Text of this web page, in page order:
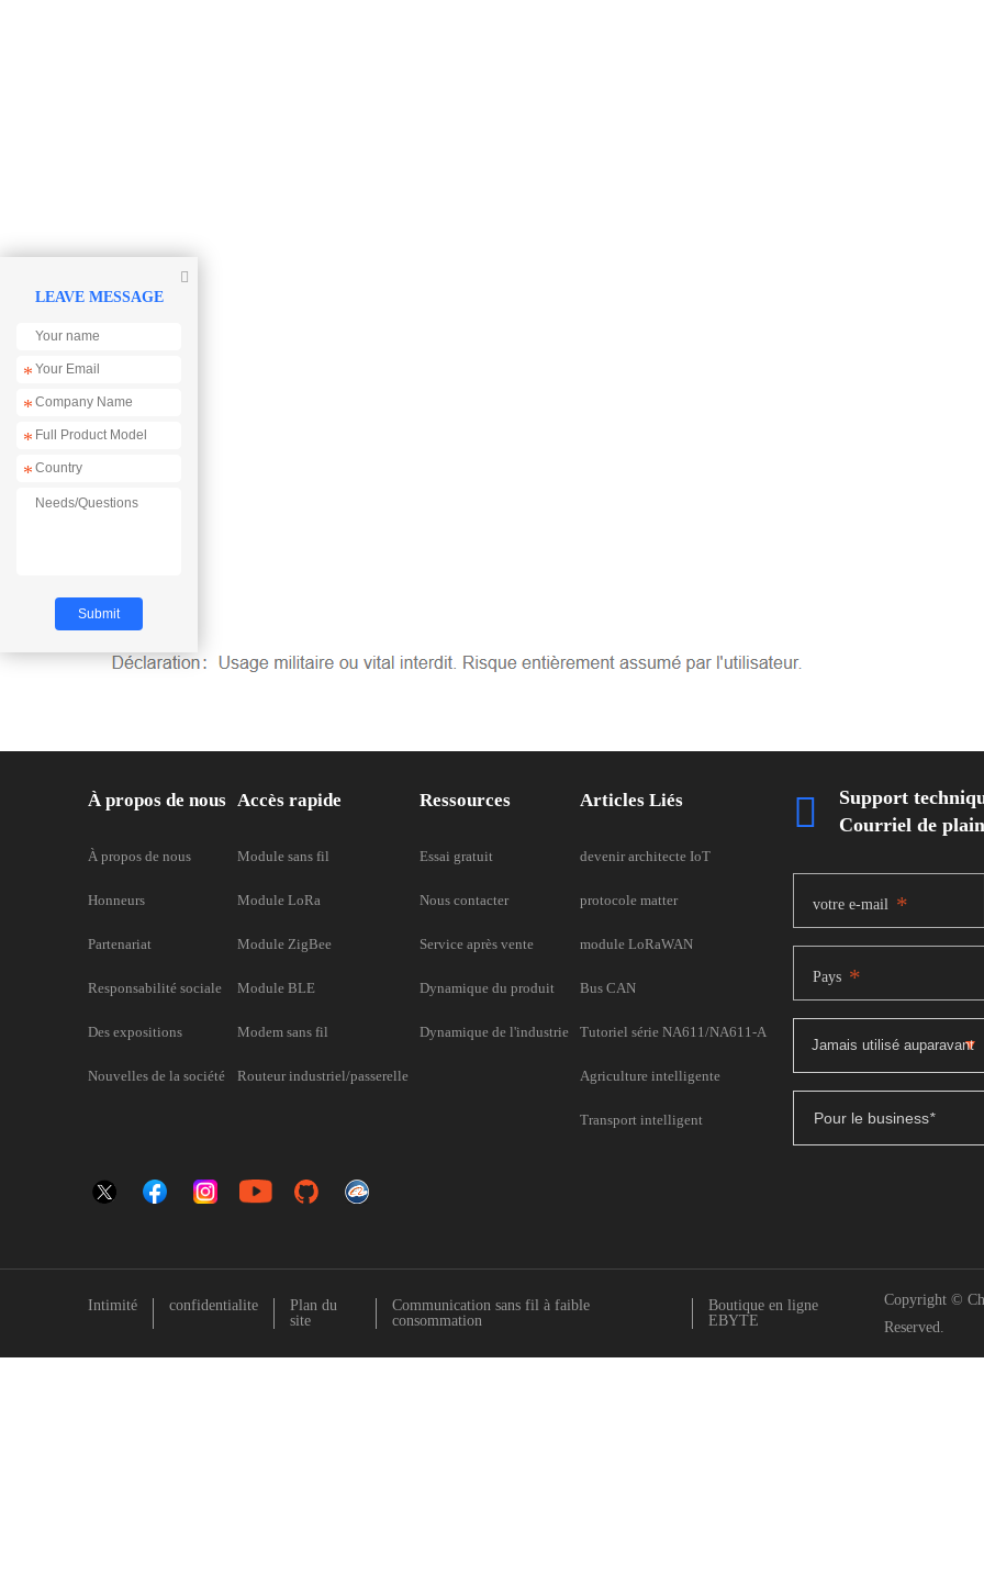
À propos de nous
À propos de nous
Honneurs
Partenariat
Responsabilité sociale
Des expositions
Nouvelles de la société
Accès rapide
Module sans fil
Module LoRa
Module ZigBee
Module BLE
Modem sans fil
Routeur industriel/passerelle
Ressources
Essai gratuit
Nous contacter
Service après vente
Dynamique du produit
Dynamique de l'industrie
Articles Liés
devenir architecte IoT
protocole matter
module LoRaWAN
Bus CAN
Tutoriel série NA611/NA611-A
Agriculture intelligente
Transport intelligent

Support
Courriel de
votre e-mail *
Pays *
Pour le business*
Intimité confidentialite
Plan du
site
Communication sans fil à faible
consommation
Boutique en ligne
EBYTE
Copyright ©
Reserved.

LEAVE MESSAGE
*
*
*
*